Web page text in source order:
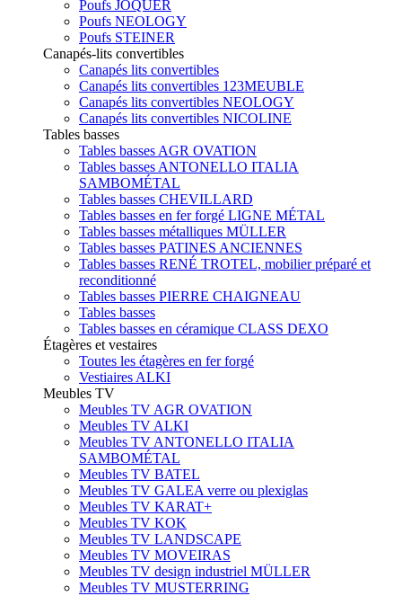
Poufs JOQUER
Poufs NEOLOGY
Poufs STEINER
Canapés-lits convertibles
Canapés lits convertibles
Canapés lits convertibles 123MEUBLE
Canapés lits convertibles NEOLOGY
Canapés lits convertibles NICOLINE
Tables basses
Tables basses AGR OVATION
Tables basses ANTONELLO ITALIA
SAMBOMÉTAL
Tables basses CHEVILLARD
Tables basses en fer forgé LIGNE MÉTAL
Tables basses métalliques MÜLLER
Tables basses PATINES ANCIENNES
Tables basses RENÉ TROTEL, mobilier préparé et
reconditionné
Tables basses PIERRE CHAIGNEAU
Tables basses
Tables basses en céramique CLASS DEXO
Étagères et vestaires
Toutes les étagères en fer forgé
Vestiaires ALKI
Meubles TV
Meubles TV AGR OVATION
Meubles TV ALKI
Meubles TV ANTONELLO ITALIA
SAMBOMÉTAL
Meubles TV BATEL
Meubles TV GALEA verre ou plexiglas
Meubles TV KARAT+
Meubles TV KOK
Meubles TV LANDSCAPE
Meubles TV MOVEIRAS
Meubles TV design industriel MÜLLER
Meubles TV MUSTERRING